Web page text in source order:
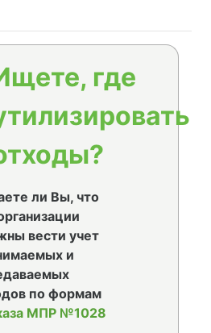
где
ли Вы, что
вести учет
и
по формам
МПР №1028